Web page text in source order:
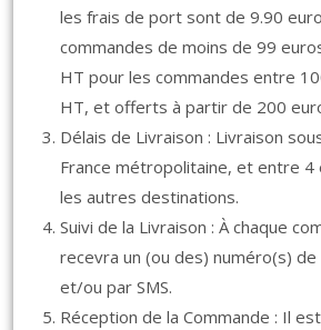
les frais de port sont de 9.90
commandes de moins de 99
HT pour les commandes entre
HT, et offerts à partir de 200
Délais de Livraison : Livraison
France métropolitaine, et entre
les autres destinations.
Suivi de la Livraison : À chaque
recevra un (ou des) numéro(s) de
et/ou par SMS.
Réception de la Commande : Il